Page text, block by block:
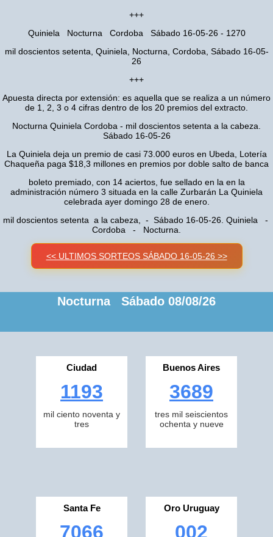
+++
Quiniela Nocturna Cordoba Sábado 16-05-26 - 1270
mil doscientos setenta, Quiniela, Nocturna, Cordoba, Sábado 16-05-
26
+++
Apuesta directa por extensión: es aquella que se realiza a un número
de 1, 2, 3 o 4 cifras dentro de los 20 premios del extracto.
Nocturna Quiniela Cordoba - mil doscientos setenta a la cabeza.
Sábado 16-05-26
La Quiniela deja un premio de casi 73.000 euros en Ubeda, Lotería
Chaqueña paga $18,3 millones en premios por doble salto de banca
boleto premiado, con 14 aciertos, fue sellado en la en la
administración número 3 situada en la calle Zurbarán La Quiniela
celebrada ayer domingo 28 de enero.
mil doscientos setenta a la cabeza, - Sábado 16-05-26. Quiniela -
Cordoba - Nocturna.
<< ULTIMOS SORTEOS SÁBADO 16-05-26 >>
Nocturna Sábado 08/08/26
Ciudad
1193
mil ciento noventa y
tres
Buenos Aires
3689
tres mil seiscientos
ochenta y nueve
Santa Fe
7066
Oro Uruguay
002